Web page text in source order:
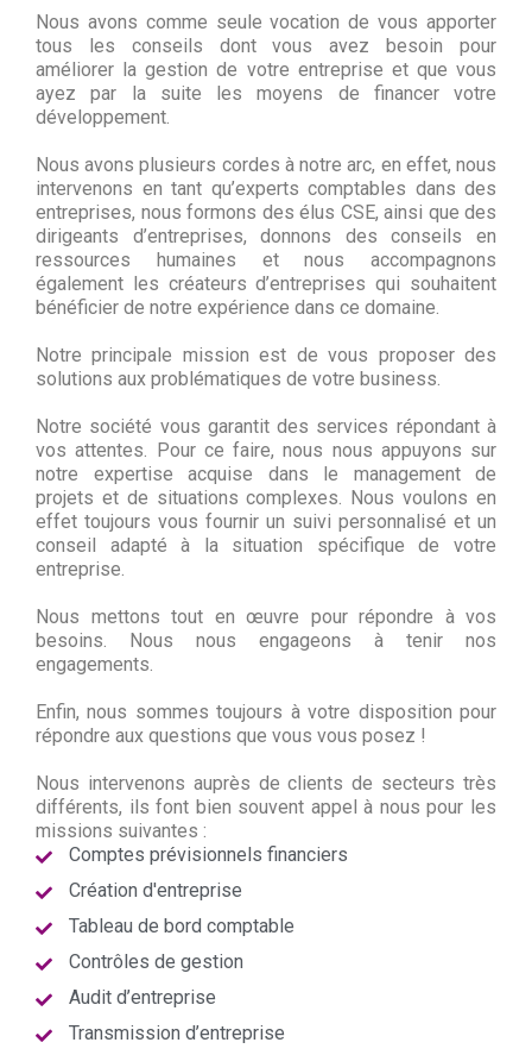
Nous avons comme seule vocation de vous apporter
tous les conseils dont vous avez besoin pour
améliorer la gestion de votre entreprise et que vous
ayez par la suite les moyens de financer votre
développement.
Nous avons plusieurs cordes à notre arc, en effet, nous
intervenons en tant qu’experts comptables dans des
entreprises, nous formons des élus CSE, ainsi que des
dirigeants d’entreprises, donnons des conseils en
ressources humaines et nous accompagnons
également les créateurs d’entreprises qui souhaitent
bénéficier de notre expérience dans ce domaine.
Notre principale mission est de vous proposer des
solutions aux problématiques de votre business.
Notre société vous garantit des services répondant à
vos attentes. Pour ce faire, nous nous appuyons sur
notre expertise acquise dans le management de
projets et de situations complexes. Nous voulons en
effet toujours vous fournir un suivi personnalisé et un
conseil adapté à la situation spécifique de votre
entreprise.
Nous mettons tout en œuvre pour répondre à vos
besoins. Nous nous engageons à tenir nos
engagements.
Enfin, nous sommes toujours à votre disposition pour
répondre aux questions que vous vous posez !
Nous intervenons auprès de clients de secteurs très
différents, ils font bien souvent appel à nous pour les
missions suivantes :
Comptes prévisionnels financiers
Création d'entreprise
Tableau de bord comptable
Contrôles de gestion
Audit d’entreprise
Transmission d’entreprise